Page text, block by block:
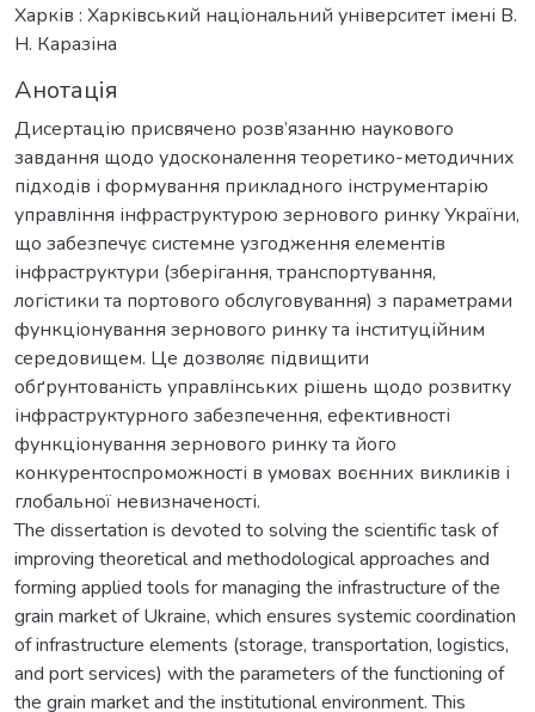
Харків : Харківський національний університет імені В.
Н. Каразіна
Анотація
Дисертацію присвячено розв’язанню наукового
завдання щодо удосконалення теоретико-методичних
підходів і формування прикладного інструментарію
управління інфраструктурою зернового ринку України,
що забезпечує системне узгодження елементів
інфраструктури (зберігання, транспортування,
логістики та портового обслуговування) з параметрами
функціонування зернового ринку та інституційним
середовищем. Це дозволяє підвищити
обґрунтованість управлінських рішень щодо розвитку
інфраструктурного забезпечення, ефективності
функціонування зернового ринку та його
конкурентоспроможності в умовах воєнних викликів і
глобальної невизначеності.
The dissertation is devoted to solving the scientific task of
improving theoretical and methodological approaches and
forming applied tools for managing the infrastructure of the
grain market of Ukraine, which ensures systemic coordination
of infrastructure elements (storage, transportation, logistics,
and port services) with the parameters of the functioning of
the grain market and the institutional environment. This